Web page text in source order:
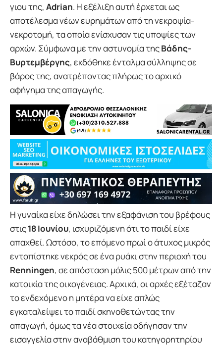
γιου της, Adrian. Η εξέλιξη αυτή έρχεται ως
αποτέλεσμα νέων ευρημάτων από τη νεκροψία-
νεκροτομή, τα οποία ενίσχυσαν τις υποψίες των
αρχών. Σύμφωνα με την αστυνομία τηςΒάδης-
Βυρτεμβέργης, εκδόθηκε ένταλμα σύλληψης σε
βάρος της, ανατρέποντας πλήρως το αρχικό
αφήγημα της απαγωγής.
Η γυναίκα είχε δηλώσει την εξαφάνιση του βρέφους
στις18 Ιουνίου, ισχυριζόμενη ότι το παιδί είχε
απαχθεί. Ωστόσο, το επόμενο πρωί ο άτυχος μικρός
εντοπίστηκε νεκρός σε ένα ρυάκι στην περιοχή του
Renningen, σε απόσταση μόλις 500 μέτρων από την
κατοικία της οικογένειας. Αρχικά, οι αρχές εξέταζαν
το ενδεχόμενο η μητέρα να είχε απλώς
εγκαταλείψει το παιδί σκηνοθετώντας την
απαγωγή, όμως τα νέα στοιχεία οδήγησαν την
εισαγγελία στην αναβάθμιση του κατηγορητηρίου